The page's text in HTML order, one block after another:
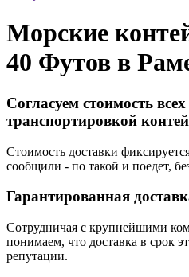
Морские
40 Футов в
Согласуем стоимость всех
транспортировкой
Стоимость доставки
сообщили - по такой и поедет,
Гарантированная
Сотрудничая с крупнейшими
понимаем, что доставка в срок
репутации.